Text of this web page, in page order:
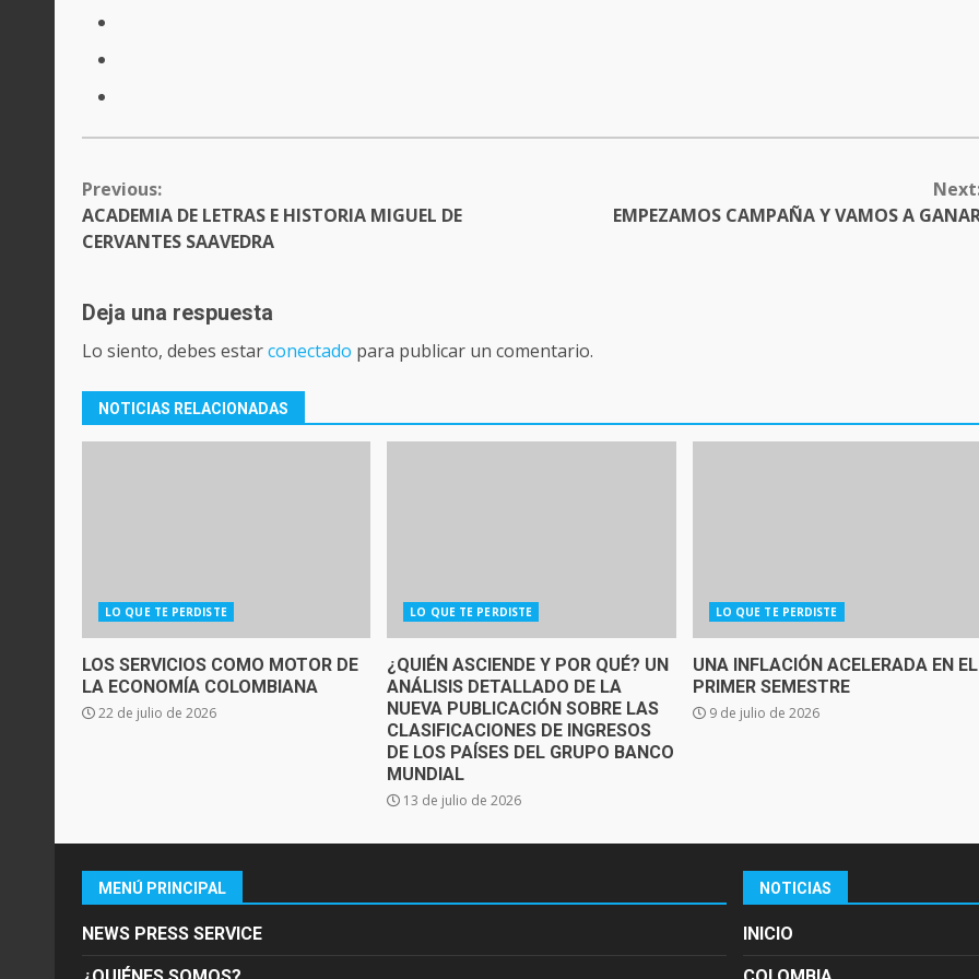
CONTINUE
READING
Previous:
ACADEMIA DE LETRAS E HISTORIA MIGUEL DE
CERVANTES SAAVEDRA
EMPEZAMOS CAMPAÑA Y VAMOS A
Deja una respuesta
Lo siento, debes estarconectado para publicar un comentario.
NOTICIAS RELACIONADAS
LO QUE TE PERDISTE
LOS SERVICIOS COMO MOTOR DE
LA ECONOMÍA COLOMBIANA
22 de julio de 2026
LO QUE TE PERDISTE
¿QUIÉN ASCIENDE Y POR QUÉ? UN
ANÁLISIS DETALLADO DE LA
NUEVA PUBLICACIÓN SOBRE LAS
CLASIFICACIONES DE INGRESOS
DE LOS PAÍSES DEL GRUPO BANCO
MUNDIAL
13 de julio de 2026
LO QUE TE PERDISTE
UNA INFLACIÓN ACELERADA EN EL
PRIMER SEMESTRE
9 de julio de 2026
MENÚ PRINCIPAL
NEWS PRESS SERVICE
NOTICIAS
INICIO